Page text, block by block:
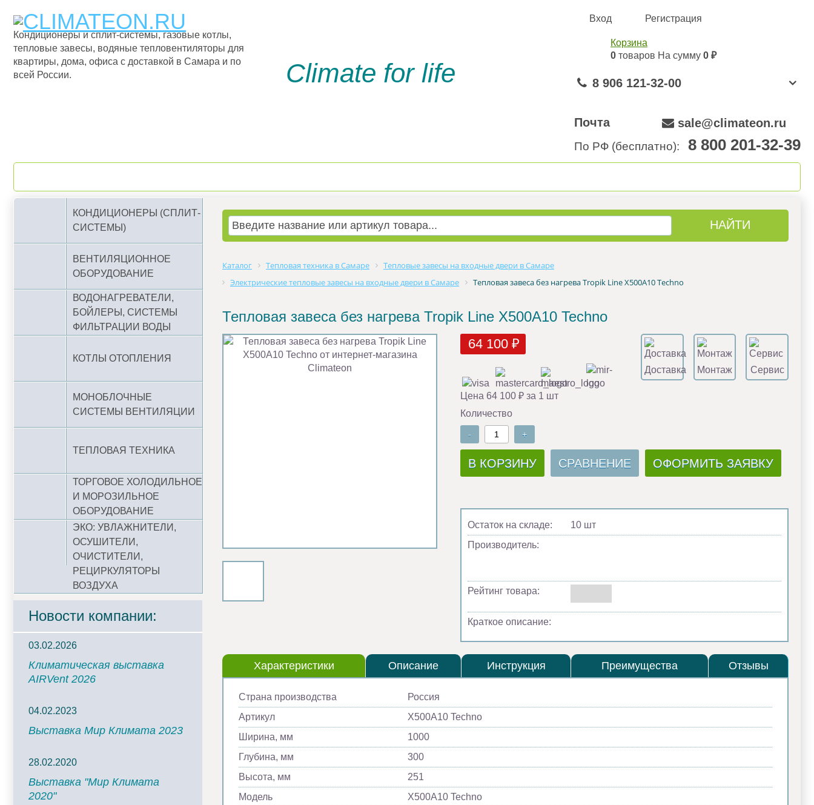
Кондиционеры и сплит-системы, газовые котлы,
тепловые завесы, водяные тепловентиляторы для
квартиры, дома, офиса с доставкой в Самара и по
всей России.
Climate for life
Вход Регистрация
Корзина
0 товаров На сумму 0 ₽
8 906 121-32-00
Почта sale@climateon.ru
По РФ (бесплатно): 8 800 201-32-39
КОНДИЦИОНЕРЫ (СПЛИТ-
СИСТЕМЫ)
ВЕНТИЛЯЦИОННОЕ
ОБОРУДОВАНИЕ
ВОДОНАГРЕВАТЕЛИ,
БОЙЛЕРЫ, СИСТЕМЫ
ФИЛЬТРАЦИИ ВОДЫ
КОТЛЫ ОТОПЛЕНИЯ
МОНОБЛОЧНЫЕ
СИСТЕМЫ ВЕНТИЛЯЦИИ
ТЕПЛОВАЯ ТЕХНИКА
ТОРГОВОЕ ХОЛОДИЛЬНОЕ
И МОРОЗИЛЬНОЕ
ОБОРУДОВАНИЕ
ЭКО: УВЛАЖНИТЕЛИ,
ОСУШИТЕЛИ,
ОЧИСТИТЕЛИ,
РЕЦИРКУЛЯТОРЫ
ВОЗДУХА
Новости компании:
03.02.2026
Климатическая выставка
AIRVent 2026
04.02.2023
Выставка Мир Климата 2023
28.02.2020
Выставка "Мир Климата
2020"
Каталог Тепловая техника в Самаре
Тепловые завесы на входные двери в Самаре
Электрические тепловые завесы на входные двери в Самаре
Тепловая завеса без нагрева Tropik Line Х500A10 Techno
Тепловая завеса без нагрева Tropik Line Х500A10 Techno
64 100 ₽
Доставка Монтаж Сервис
Цена 64 100 ₽ за 1 шт
Количество
- +
В КОРЗИНУ СРАВНЕНИЕ ОФОРМИТЬ ЗАЯВКУ
Остаток на складе:
10 шт
Производитель:
Рейтинг товара:
Краткое описание:
Характеристики Описание Инструкция Преимущества Отзывы
Страна производства
Россия
Артикул
Х500A10 Techno
Ширина, мм
1000
Глубина, мм
300
Высота, мм
251
Модель
Х500A10 Techno